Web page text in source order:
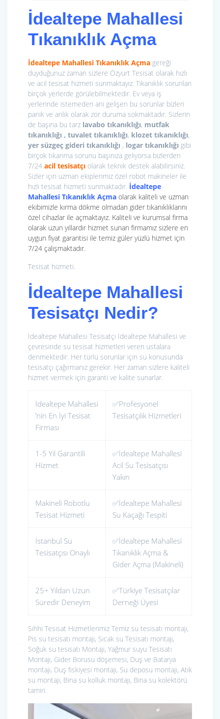
İdealtepe Mahallesi
Tıkanıklık Açma
İdealtepe Mahallesi Tıkanıklık Açma gereği
duyduğunuz zaman sizlere Özyurt Tesisat olarak hızlı
ve acil tesisat hizmeti sunmaktayız. Tıkanıklık sorunları
birçok yerlerde görülebilmektedir. Ev veya iş
yerlerinde istemeden ani gelişen bu sorunlar bizleri
panik ve anlık olarak zor duruma sokmaktadır. Sizlerin
de başına bu tarz lavabo tıkanıklığı, mutfak
tıkanıklığı , tuvalet tıkanıklığı, klozet tıkanıklığı,
yer süzgeç gideri tıkanıklığı , logar tıkanıklığı gibi
birçok tıkanma sorunu başınıza geliyorsa bizlerden
7/24 acil tesisatçı olarak teknik destek alabilirsiniz.
Sizler için uzman ekiplerimiz özel robot makineler ile
hızlı tesisat hizmeti sunmaktadır. İdealtepe
Mahallesi Tıkanıklık Açma olarak kaliteli ve uzman
ekibimizle kırma dökme olmadan gider tıkanıklıklarını
özel cihazlar ile açmaktayız. Kaliteli ve kurumsal firma
olarak uzun yıllardır hizmet sunan firmamız sizlere en
uygun fiyat garantisi ile temiz güler yüzlü hizmet için
7/24 çalışmaktadır.
Tesisat hizmeti.
İdealtepe Mahallesi
Tesisatçı Nedir?
İdealtepe Mahallesi Tesisatçı İdealtepe Mahallesi ve
çevresinde su tesisat hizmetleri veren ustalara
denmektedir. Her türlü sorunlar için su konusunda
tesisatçı çağırmanız gerekir. Her zaman sizlere kaliteli
hizmet vermek için garanti ve kalite sunarlar.
İdealtepe Mahallesi
’nin En İyi Tesisat
Firması
✅Profesyonel
Tesisatçılık Hizmetleri
1-5 Yıl Garantili
Hizmet
✅İdealtepe Mahallesi
Acil Su Tesisatçısı
Yakın
Makineli Robotlu
Tesisat Hizmeti
✅İdealtepe Mahallesi
Su Kaçağı Tespiti
İstanbul Su
Tesisatçısı Onaylı
✅İdealtepe Mahallesi
Tıkanıklık Açma &
Gider Açma (Makineli)
25+ Yıldan Uzun
Süredir Deneyim
✅Türkiye Tesisatçılar
Derneği Üyesi
Sıhhi Tesisat Hizmetlerimiz Temiz su tesisatı montajı,
Pis su tesisatı montajı, Sıcak su Tesisatı montajı,
Soğuk su tesisatı Montajı, Yağmur suyu Tesisatı
Montajı, Gider Borusu döşemesi, Duş ve Batarya
montajı, Duş fıskiyesi montajı, Su deposu montajı, Atık
su montajı, Bina su kolluk montajı, Bina su kolektörü
tamiri.